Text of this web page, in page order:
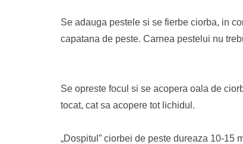
Se adauga pestele si se fierbe ciorba, in
capatana de peste. Carnea pestelui nu
Se opreste focul si se acopera oala de
tocat, cat sa acopere tot lichidul.
„Dospitul” ciorbei de peste dureaza 10-15